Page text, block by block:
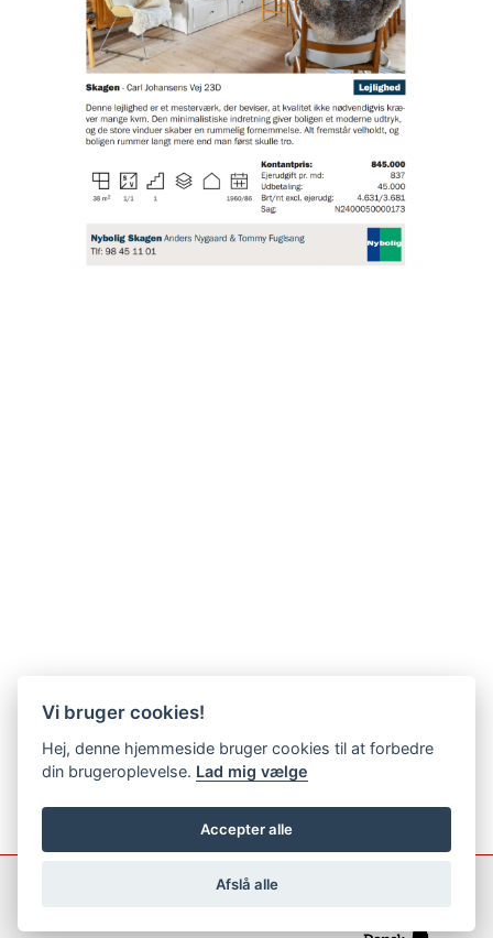
Vi bruger cookies!
Hej, denne hjemmeside bruger cookies til at forbedre
din brugeroplevelse. Lad mig vælge
Accepter alle
Afslå alle